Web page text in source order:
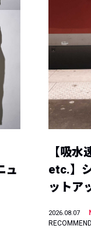
ュ
【吸
etc.】
ットア
2026.08.07